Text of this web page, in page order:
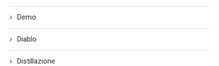
Demo
Diablo
Distillazione